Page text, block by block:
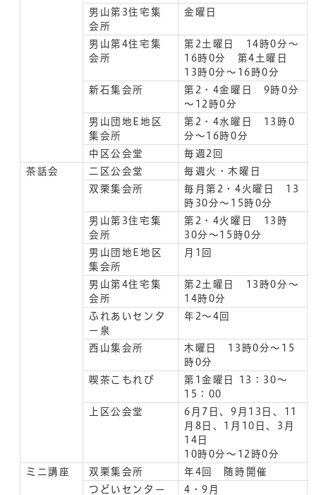
男山第3住宅集
会所
金曜日
男山第4住宅集
会所
第2土曜日 14時0分～
16時0分 第4土曜日
13時0分～16時0分
新石集会所
第2・4金曜日 9時0分
～12時0分
男山団地E地区
集会所
第2・4水曜日 13時0
分～16時0分
中区公会堂
毎週2回
茶話会
二区公会堂
毎週火・木曜日
双栗集会所
毎月第2・4火曜日 13
時30分～15時0分
男山第3住宅集
会所
第2・4火曜日 13時
30分～15時0分
男山団地E地区
集会所
月1回
男山第4住宅集
会所
第2土曜日 13時0分～
14時0分
ふれあいセンタ
ー泉
年2～4回
西山集会所
木曜日 13時0分～15
時0分
喫茶こもれび
第1金曜日 13：30～
15：00
上区公会堂
6月7日、9月13日、11
月8日、1月10日、3月
14日
10時0分～12時0分
ミニ講座
双栗集会所
年4回 随時開催
つどいセンター
4・9月